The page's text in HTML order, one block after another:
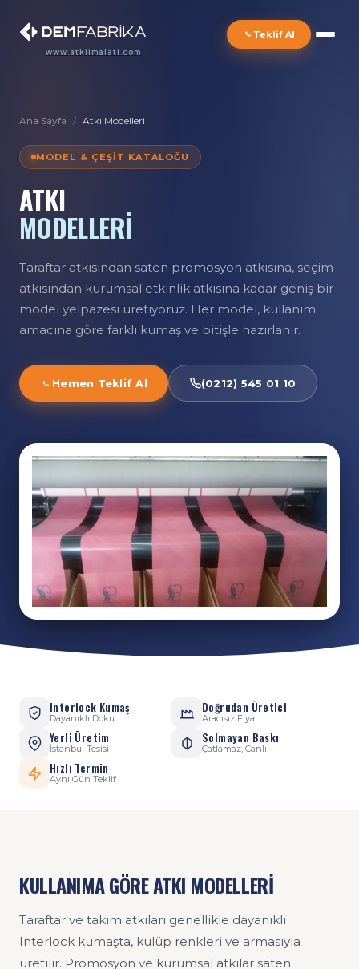
www.atkiimalati.com
Teklif Al
Ana Sayfa / Atkı Modelleri
MODEL & ÇEŞIT KATALOĞU
ATKI
MODELLERİ
Taraftar atkısından saten promosyon atkısına, seçim
atkısından kurumsal etkinlik atkısına kadar geniş bir
model yelpazesi üretiyoruz. Her model, kullanım
amacına göre farklı kumaş ve bitişle hazırlanır.
Hemen Teklif Al (0212) 545 01 10
Interlock Kumaş
Dayanıklı Doku
Doğrudan Üretici
Aracısız Fiyat
Yerli Üretim
İstanbul Tesisi
Solmayan Baskı
Çatlamaz, Canlı
Hızlı Termin
Aynı Gün Teklif
KULLANIMA GÖRE ATKI MODELLERİ
Taraftar ve takım atkıları genellikle dayanıklı
Interlock kumaşta, kulüp renkleri ve armasıyla
üretilir. Promosyon ve kurumsal atkılar saten